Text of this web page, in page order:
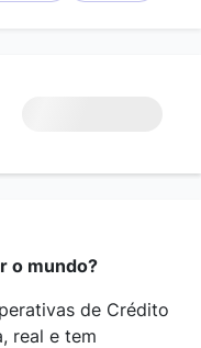
o mundo?
de Crédito
real e tem